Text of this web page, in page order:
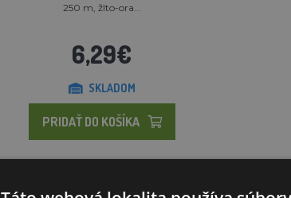
250 m, žlto-ora...
6,29€
SKLADOM
PRIDAŤ DO KOŠÍKA